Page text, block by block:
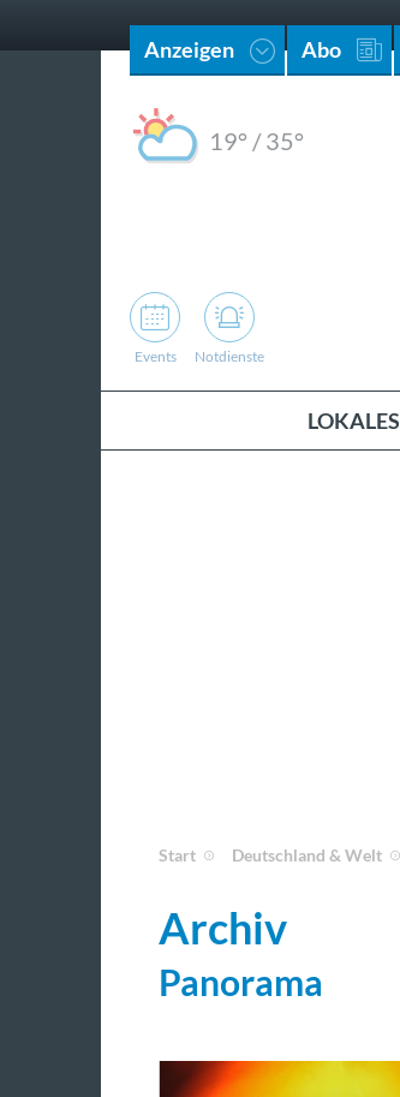
Anzeigen Abo
19° /35°
Events Notdienste
LOKALES
Start Deutschland & Welt
Archiv
Panorama